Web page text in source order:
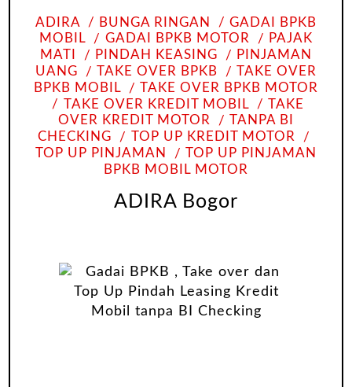
ADIRA BUNGA RINGAN
GADAI BPKB
MOBIL
GADAI BPKB MOTOR
PAJAK
MATI
PINDAH KEASING
PINJAMAN
UANG
TAKE OVER BPKB
TAKE OVER
BPKB MOBIL
TAKE OVER BPKB MOTOR
TAKE OVER KREDIT MOBIL
TAKE
OVER KREDIT MOTOR
TANPA BI
CHECKING
TOP UP KREDIT MOTOR
TOP UP PINJAMAN
TOP UP PINJAMAN
BPKB MOBIL MOTOR
ADIRA Bogor